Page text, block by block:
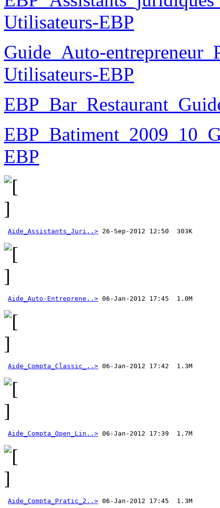
Utilisateurs-EBP
Guide_Auto-
Utilisateurs-EBP
EBP
Aide_Assistants_Juri..>
Aide_Auto-Entreprene..>
Aide_Compta_Classic_..>
Aide_Compta_Open_Lin..>
Aide_Compta_Pratic_2..>